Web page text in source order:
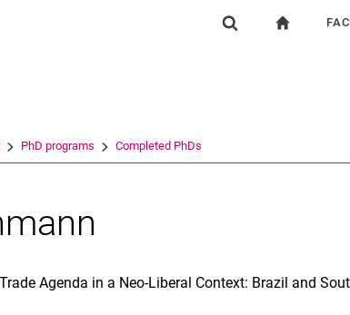
PhD programs Completed PhDs
Agenda in a Neo-Liberal Context: Brazil and